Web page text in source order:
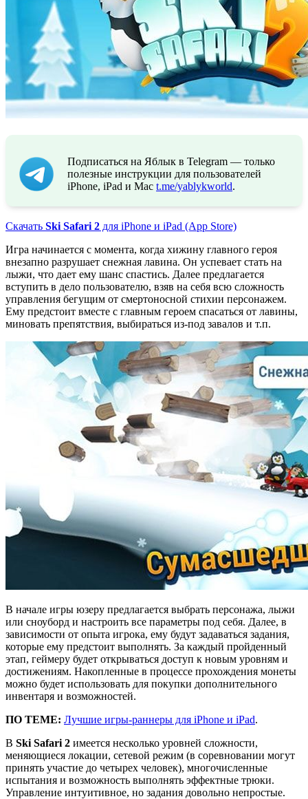
Подписаться на Яблык в Telegram — только
полезные инструкции для пользователей
iPhone, iPad и Mac t.me/yablykworld.
Скачать Ski Safari 2 для iPhone и iPad (App Store)
Игра начинается с момента, когда хижину главного героя
внезапно разрушает снежная лавина. Он успевает стать на
лыжи, что дает ему шанс спастись. Далее предлагается
вступить в дело пользователю, взяв на себя всю сложность
управления бегущим от смертоносной стихии персонажем.
Ему предстоит вместе с главным героем спасаться от лавины,
миновать препятствия, выбираться из-под завалов и т.п.
В начале игры юзеру предлагается выбрать персонажа, лыжи
или сноуборд и настроить все параметры под себя. Далее, в
зависимости от опыта игрока, ему будут задаваться задания,
которые ему предстоит выполнять. За каждый пройденный
этап, геймеру будет открываться доступ к новым уровням и
достижениям. Накопленные в процессе прохождения монеты
можно будет использовать для покупки дополнительного
инвентаря и возможностей.
ПО ТЕМЕ: Лучшие игры-раннеры для iPhone и iPad.
В Ski Safari 2 имеется несколько уровней сложности,
меняющиеся локации, сетевой режим (в соревновании могут
принять участие до четырех человек), многочисленные
испытания и возможность выполнять эффектные трюки.
Управление интуитивное, но задания довольно непростые.